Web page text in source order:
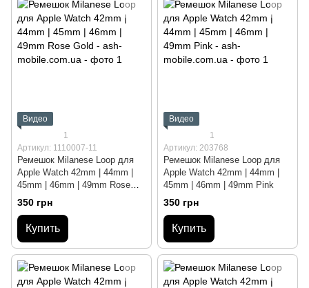
Видео
1
Артикул: 1110007-11
Ремешок Milanese Loop для
Apple Watch 42mm | 44mm |
45mm | 46mm | 49mm Rose
Gold
350 грн
Купить
Видео
1
Артикул: 203768
Ремешок Milanese Loop для
Apple Watch 42mm | 44mm |
45mm | 46mm | 49mm Pink
350 грн
Купить